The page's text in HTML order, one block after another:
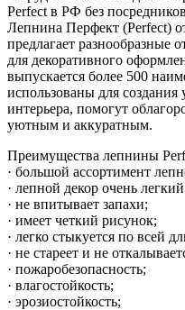
Perfect в РФ без
Лепнина Перфект (Perfect)
предлагает разнообразные
для декоративного
выпускается более 500
использованы для создания
интерьера, помогут
уютным и аккуратным.
Преимущества лепнины
· большой ассортимент
· лепной декор очень
· не впитывает запахи;
· имеет четкий рисунок;
· легко стыкуется по всей
· не стареет и не
· пожаробезопасность;
· влагостойкость;
· эрозиостойкость;